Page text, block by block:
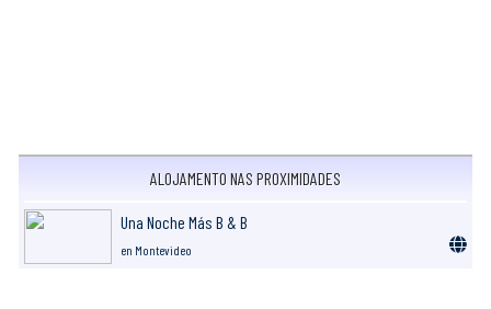
ALOJAMENTO NAS PROXIMIDADES
Una Noche Más B & B
en Montevideo